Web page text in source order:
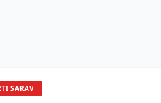
SARAV